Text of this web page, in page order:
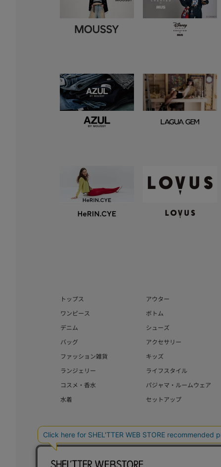
トップス
アウター
ワンピース
ボトム
デニム
シューズ
バッグ
アクセサリー
ファッション雑貨
キッズ
ランジェリー
ライフスタイル
コスメ・香水
パジャマ・ルームウェア
水着
セットアップ